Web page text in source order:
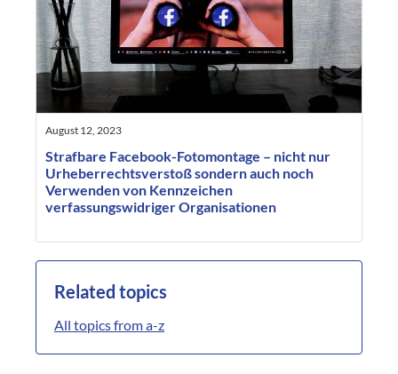
August 12, 2023
Strafbare Facebook-Fotomontage – nicht nur
Urheberrechtsverstoß sondern auch noch
Verwenden von Kennzeichen
verfassungswidriger Organisationen
Related topics
All topics from a-z